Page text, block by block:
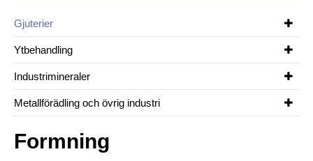
Om oss
Vi rekryterar
Kontakt
Gjuterier
Ytbehandling
Industrimineraler
Metallförädling och övrig industri
Formning